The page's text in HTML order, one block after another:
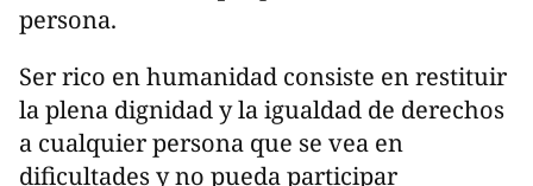
persona.
Ser rico en humanidad consiste en restituir
la plena dignidad y la igualdad de derechos
a cualquier persona que se vea en
dificultades y no pueda participar